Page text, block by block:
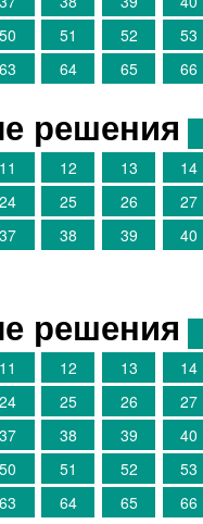
50 51 52 53
63 64 65 66
решения
11 12 13 14
24 25 26 27
37 38 39 40
решения
11 12 13 14
24 25 26 27
37 38 39 40
50 51 52 53
63 64 65 66